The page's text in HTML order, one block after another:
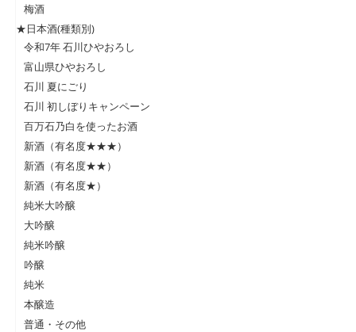
梅酒
★日本酒(種類別)
令和7年 石川ひやおろし
富山県ひやおろし
石川 夏にごり
石川 初しぼりキャンペーン
百万石乃白を使ったお酒
新酒（有名度★★★）
新酒（有名度★★）
新酒（有名度★）
純米大吟醸
大吟醸
純米吟醸
吟醸
純米
本醸造
普通・その他